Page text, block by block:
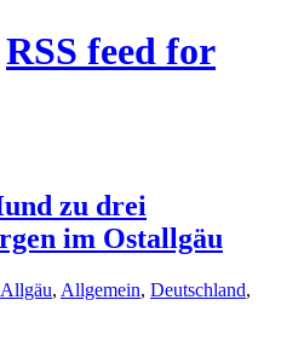
RSS feed for
zu drei
im Ostallgäu
Allgäu, Allgemein, Deutschland,